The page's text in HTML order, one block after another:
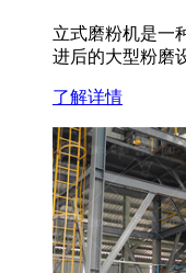
立式磨粉机是一
进后的大型粉磨
了解详情